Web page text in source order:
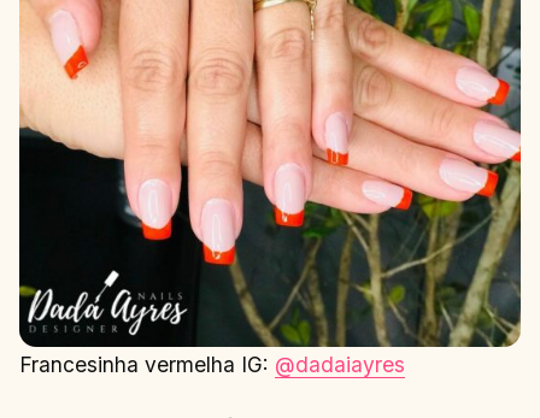
Francesinha vermelha IG: @dadaiayres